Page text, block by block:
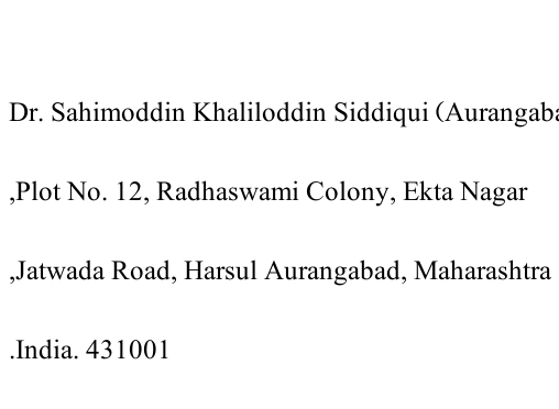
Dr. Sahimoddin Khaliloddin Siddiqui
Plot No. 12, Radhaswami Colony, Ekta Nagar,
Jatwada Road, Harsul Aurangabad, Maharashtra,
India. 431001.